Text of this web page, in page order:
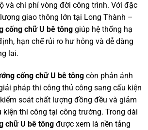
và chi phí vòng đời công trình. Với đặc
giao thông lớn tại Long Thành –
cống chữ U bê tônggiúp hệ thống hạ
hạn chế rủi ro hư hỏng và dễ dàng
lai.
cống chữ U bê tôngcòn phản ánh
pháp thi công thủ công sang cấu kiện
soát chất lượng đồng đều và giảm
kiện thi công tại công trường. Trong dài
chữ U bê tôngđược xem là nền tảng